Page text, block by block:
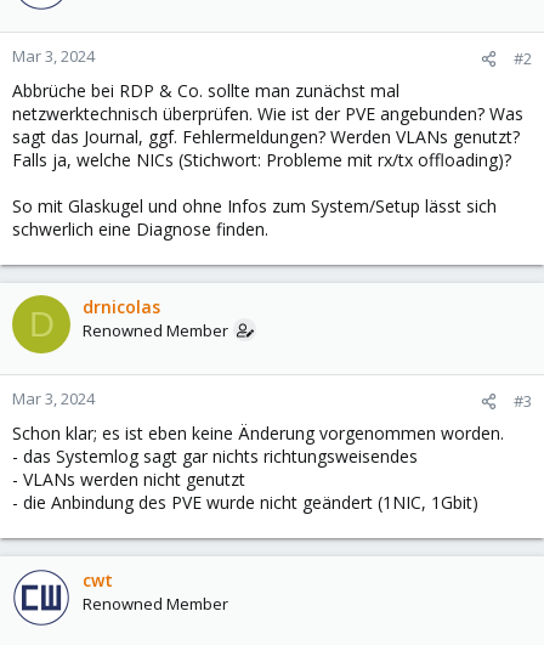
Mar 3, 2024 #2
Abbrüche bei RDP & Co. sollte man zunächst mal
netzwerktechnisch überprüfen. Wie ist der PVE angebunden? Was
sagt das Journal, ggf. Fehlermeldungen? Werden VLANs genutzt?
Falls ja, welche NICs (Stichwort: Probleme mit rx/tx offloading)?
So mit Glaskugel und ohne Infos zum System/Setup lässt sich
schwerlich eine Diagnose finden.
D drnicolas
Renowned Member
Mar 3, 2024 #3
Schon klar; es ist eben keine Änderung vorgenommen worden.
- das Systemlog sagt gar nichts richtungsweisendes
- VLANs werden nicht genutzt
- die Anbindung des PVE wurde nicht geändert (1NIC, 1Gbit)
cwt
Renowned Member